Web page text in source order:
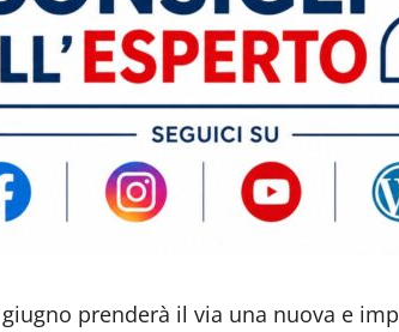
prenderà il via una nuova e